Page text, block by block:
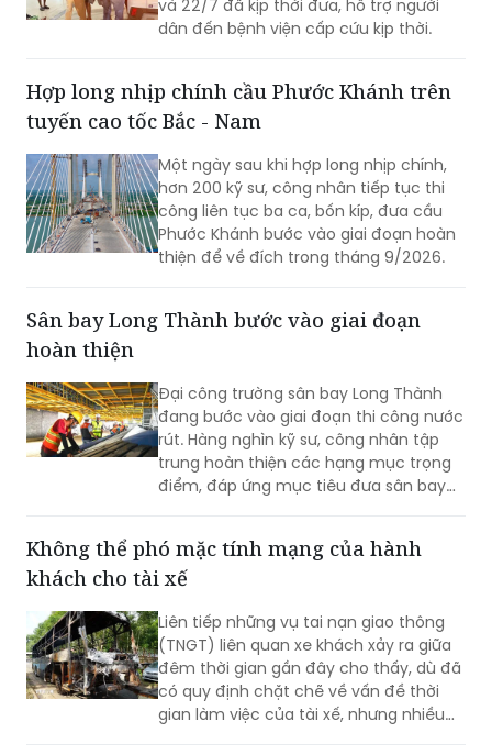
Đội Cảnh sát giao thông (CSGT) đường
bộ số 4, Phòng Cảnh sát giao thông
và 22/7 đã kịp thời đưa, hỗ trợ người
dân đến bệnh viện cấp cứu kịp thời.
Hợp long nhịp chính cầu Phước Khánh trên
tuyến cao tốc Bắc - Nam
Một ngày sau khi hợp long nhịp chính,
hơn 200 kỹ sư, công nhân tiếp tục thi
Phước Khánh bước vào giai đoạn hoàn
thiện để về đích trong tháng 9/2026.
Sân bay Long Thành bước vào giai đoạn
hoàn thiện
Đại công trường sân bay Long Thành
đang bước vào giai đoạn thi công nước
trung hoàn thiện các hạng mục trọng
điểm, đáp ứng mục tiêu đưa sân bay
vào khai thác thương mại cuối năm
Không thể phó mặc tính mạng của hành
khách cho tài xế
Liên tiếp những vụ tai nạn giao thông
(TNGT) liên quan xe khách xảy ra giữa